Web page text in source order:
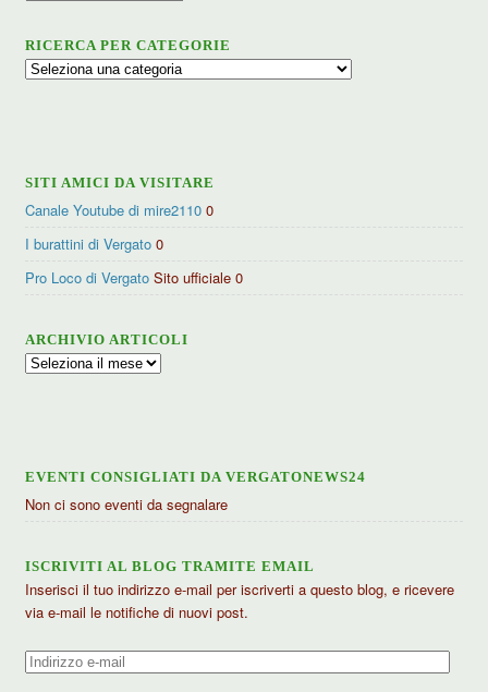
RICERCA PER CATEGORIE
Ricerca
SITI AMICI DA VISITARE
Canale Youtube di mire2110 0
I burattini di Vergato 0
Pro Loco di Vergato Sito ufficiale 0
ARCHIVIO ARTICOLI
Archivio
EVENTI CONSIGLIATI DA VERGATONEWS24
Non ci sono eventi da segnalare
ISCRIVITI AL BLOG TRAMITE EMAIL
Inserisci il tuo indirizzo e-mail per iscriverti a questo blog, e ricevere
via e-mail le notifiche di nuovi post.
Indirizzo